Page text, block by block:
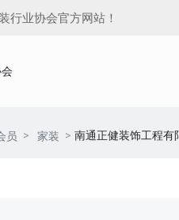
行业协会官方网站！
员 家装 南通正健装饰工程有